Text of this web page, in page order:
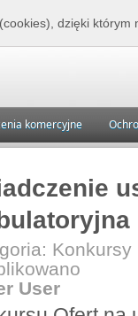
komercyjne
Konkursy
User
dzięki którym